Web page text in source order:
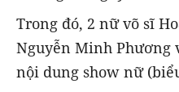
Trong đó, 2 nữ võ sĩ
Nguyễn Minh Phương
nội dung show nữ